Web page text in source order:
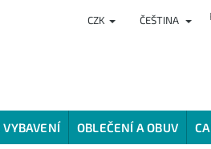
HODNOCENÍ
CZK ČEŠTINA
VYBAVENÍ OBLEČENÍ A OBUV